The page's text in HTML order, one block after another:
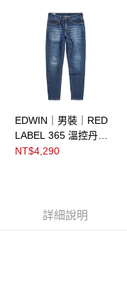
EDWIN｜男裝｜RED
LABEL 365 溫控丹寧
中腰錐形褲
NT$4,290
詳細說明